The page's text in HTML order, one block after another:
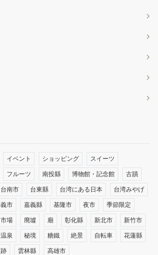
イベント ショッピング スイーツ
フルーツ 南投縣 博物館・記念館 古蹟
台南市 台東縣 台湾にある日本 台湾みやげ
市 嘉義縣 基隆市 夜市 季節限定
市場 廃墟 廟 彰化縣 新北市 新竹市
温泉 秘境 糖鐵 絶景 自転車 花蓮縣
雲林縣 高雄市